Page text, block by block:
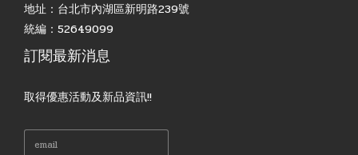
地址：台北市內湖區新明路239號
統編：52649099
訂閱最新消息
取得優惠活動及新品資訊!!